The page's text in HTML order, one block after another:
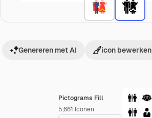
Pictograms Fill
5,661 Iconen
Genereren met AI icon bewerken